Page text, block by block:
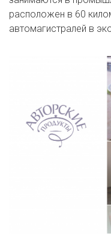
расположен в 60
автомагистралей в